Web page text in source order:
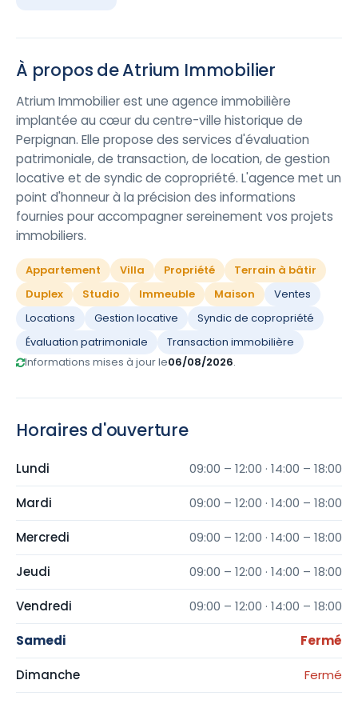
À propos de Atrium Immobilier
Atrium Immobilier est une agence immobilière
implantée au cœur du centre-ville historique de
Perpignan. Elle propose des services d'évaluation
patrimoniale, de transaction, de location, de gestion
locative et de syndic de copropriété. L'agence met un
point d'honneur à la précision des informations
fournies pour accompagner sereinement vos projets
immobiliers.
Appartement Villa Propriété
Terrain à bâtir
Duplex
Studio Immeuble Maison
Ventes
Locations
Gestion locative
Syndic de copropriété
Évaluation patrimoniale
Transaction immobilière
Informations mises à jour le06/08/2026.
Horaires d'ouverture
Lundi 09:00 – 12:00 · 14:00 – 18:00
Mardi 09:00 – 12:00 · 14:00 – 18:00
Mercredi 09:00 – 12:00 · 14:00 – 18:00
Jeudi 09:00 – 12:00 · 14:00 – 18:00
Vendredi 09:00 – 12:00 · 14:00 – 18:00
Samedi Fermé
Dimanche Fermé